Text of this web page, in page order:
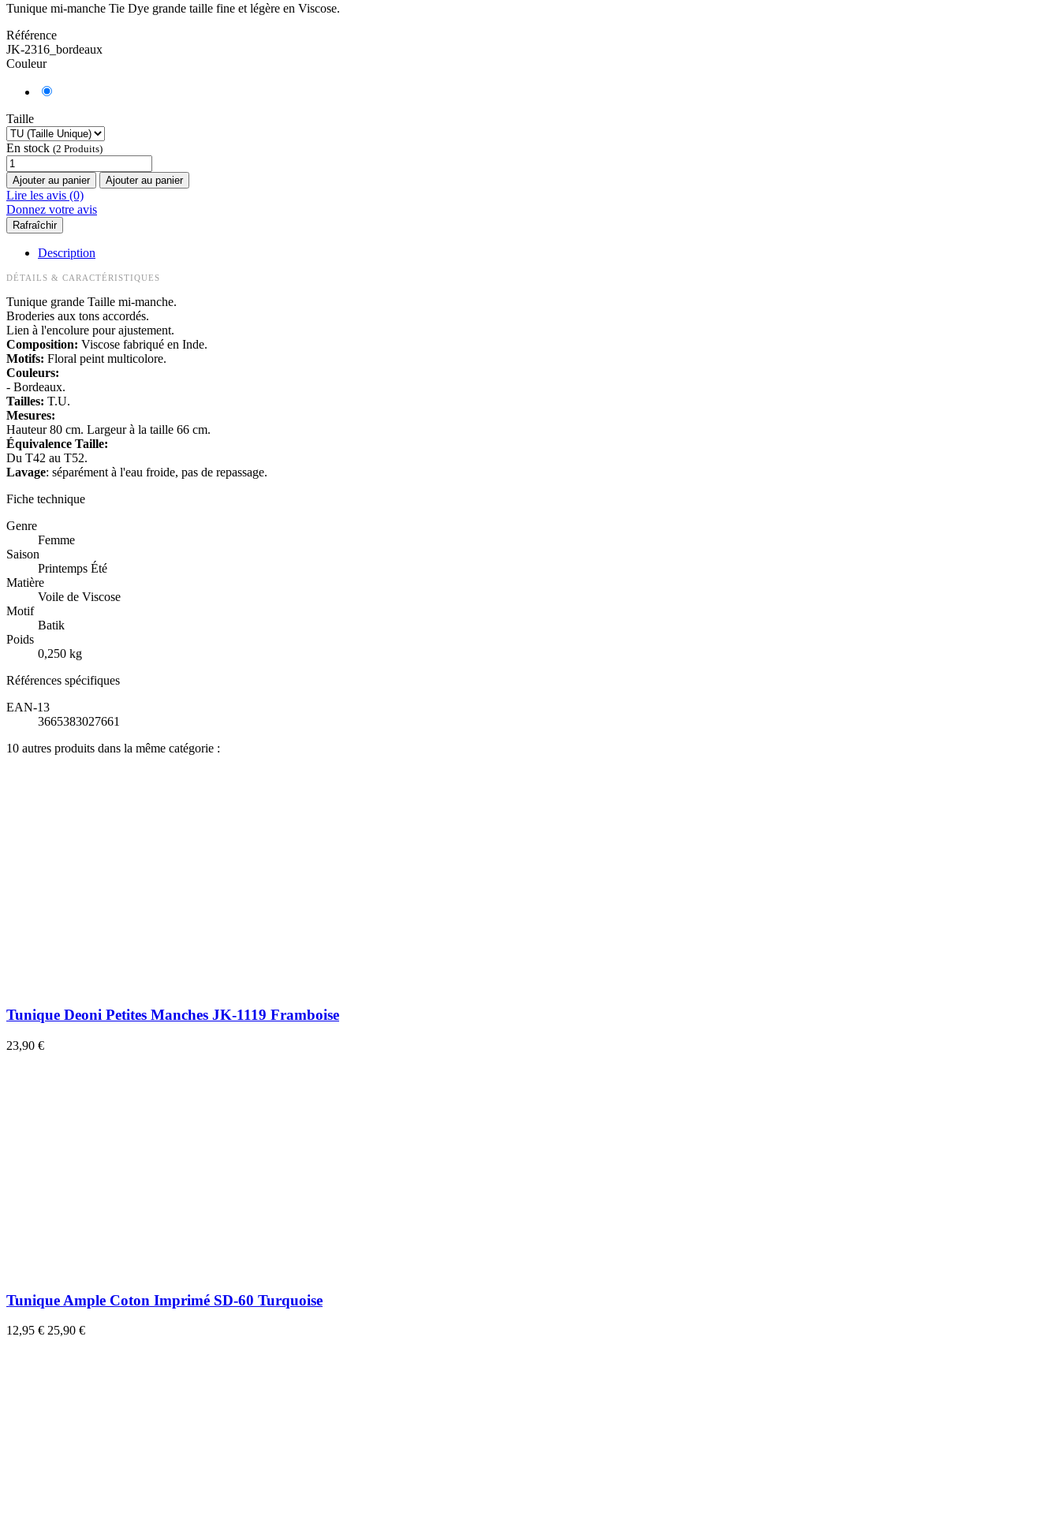
Tunique mi-manche Tie Dye grande taille fine et légère en Viscose.
Référence
JK-2316_bordeaux
Couleur
Taille
En stock (2 Produits)
Ajouter au panier Ajouter au panier
Lire les avis (0)
Donnez votre avis
Description
DÉTAILS & CARACTÉRISTIQUES
Tunique grande Taille mi-manche.
Broderies aux tons accordés.
Lien à l'encolure pour ajustement.
Composition: Viscose fabriqué en Inde.
Motifs: Floral peint multicolore.
Couleurs:
- Bordeaux.
Tailles: T.U.
Mesures:
Hauteur 80 cm. Largeur à la taille 66 cm.
Équivalence Taille:
Du T42 au T52.
Lavage: séparément à l'eau froide, pas de repassage.
Fiche technique
Genre
Femme
Saison
Printemps Été
Matière
Voile de Viscose
Motif
Batik
Poids
0,250 kg
Références spécifiques
EAN-13
3665383027661
10 autres produits dans la même catégorie :
Tunique Deoni Petites Manches JK-1119 Framboise
23,90 €
Tunique Ample Coton Imprimé SD-60 Turquoise
12,95 € 25,90 €